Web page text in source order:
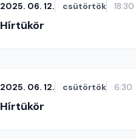
2025. 06. 12. csütörtök 18:30
Hírtükör
2025. 06. 12. csütörtök 6:30
Hírtükör